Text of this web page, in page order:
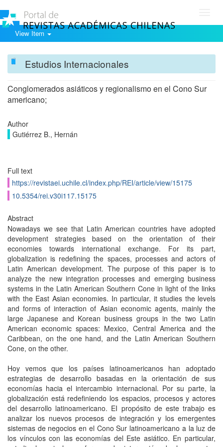
View Item
Estudios Internacionales
Conglomerados asiáticos y regionalismo en el Cono Sur
americano;
Author
Gutiérrez B., Hernán
Full text
https://revistaei.uchile.cl/index.php/REI/article/view/15175
10.5354/rei.v30i117.15175
Abstract
Nowadays we see that Latin American countries have adopted
development strategies based on the orientation of their
economies towards international exchange. For its part,
globalization is redefining the spaces, processes and actors of
Latin American development. The purpose of this paper is to
analyze the new integration processes and emerging business
systems in the Latin American Southern Cone in light of the links
with the East Asian economies. In particular, it studies the levels
and forms of interaction of Asian economic agents, mainly the
large Japanese and Korean business groups in the two Latin
American economic spaces: Mexico, Central America and the
Caribbean, on the one hand, and the Latin American Southern
Cone, on the other.
Hoy vemos que los países latinoamericanos han adoptado
estrategias de desarrollo basadas en la orientación de sus
economías hacia el intercambio internacional. Por su parte, la
globalización está redefiniendo los espacios, procesos y actores
del desarrollo latinoamericano. EI propósito de este trabajo es
analizar los nuevos procesos de integración y los emergentes
sistemas de negocios en el Cono Sur latinoamericano a la luz de
los vínculos con las economías del Este asiático. En particular,